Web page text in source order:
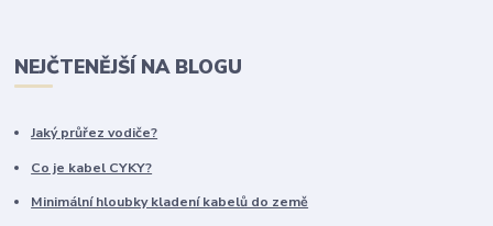
NEJČTENĚJŠÍ NA BLOGU
Jaký průřez vodiče?
Co je kabel CYKY?
Minimální hloubky kladení kabelů do země